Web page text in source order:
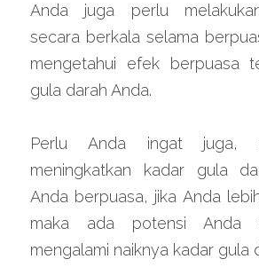
Anda juga perlu
secara berkala selama
mengetahui efek berpuasa
gula darah Anda.
Perlu Anda ingat juga,
meningkatkan kadar gula
Anda berpuasa, jika Anda
maka ada potensi Anda
mengalami naiknya kadar gula